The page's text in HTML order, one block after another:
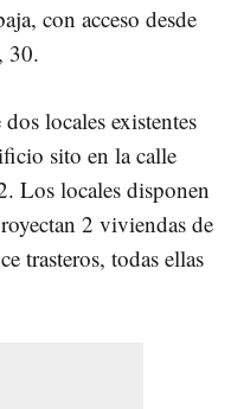
con acceso desde
30.
locales existentes
sito en la calle
Los locales disponen
2 viviendas de
trasteros, todas ellas